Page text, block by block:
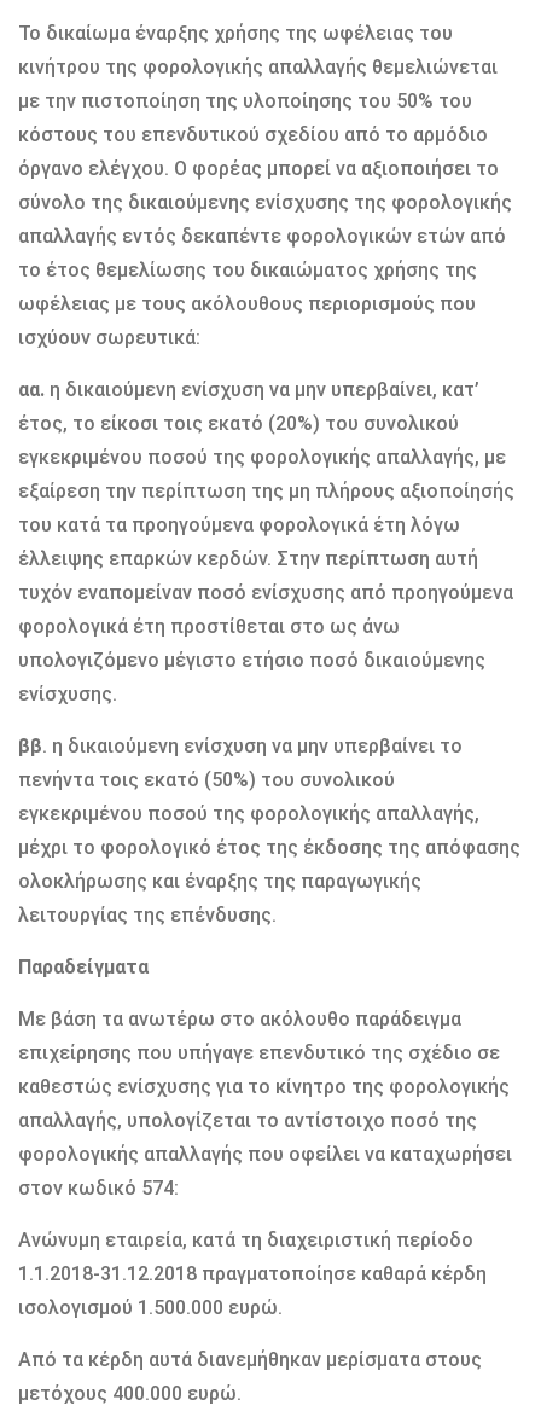
Το δικαίωμα έναρξης χρήσης της ωφέλειας του
κινήτρου της φορολογικής απαλλαγής θεμελιώνεται
με την πιστοποίηση της υλοποίησης του 50% του
κόστους του επενδυτικού σχεδίου από το αρμόδιο
όργανο ελέγχου. Ο φορέας μπορεί να αξιοποιήσει το
σύνολο της δικαιούμενης ενίσχυσης της φορολογικής
απαλλαγής εντός δεκαπέντε φορολογικών ετών από
το έτος θεμελίωσης του δικαιώματος χρήσης της
ωφέλειας με τους ακόλουθους περιορισμούς που
ισχύουν σωρευτικά:
αα. η δικαιούμενη ενίσχυση να μην υπερβαίνει, κατ’
έτος, το είκοσι τοις εκατό (20%) του συνολικού
εγκεκριμένου ποσού της φορολογικής απαλλαγής, με
εξαίρεση την περίπτωση της μη πλήρους αξιοποίησής
του κατά τα προηγούμενα φορολογικά έτη λόγω
έλλειψης επαρκών κερδών. Στην περίπτωση αυτή
τυχόν εναπομείναν ποσό ενίσχυσης από προηγούμενα
φορολογικά έτη προστίθεται στο ως άνω
υπολογιζόμενο μέγιστο ετήσιο ποσό δικαιούμενης
ενίσχυσης.
ββ. η δικαιούμενη ενίσχυση να μην υπερβαίνει το
πενήντα τοις εκατό (50%) του συνολικού
εγκεκριμένου ποσού της φορολογικής απαλλαγής,
μέχρι το φορολογικό έτος της έκδοσης της απόφασης
ολοκλήρωσης και έναρξης της παραγωγικής
λειτουργίας της επένδυσης.
Παραδείγματα
Με βάση τα ανωτέρω στο ακόλουθο παράδειγμα
επιχείρησης που υπήγαγε επενδυτικό της σχέδιο σε
καθεστώς ενίσχυσης για το κίνητρο της φορολογικής
απαλλαγής, υπολογίζεται το αντίστοιχο ποσό της
φορολογικής απαλλαγής που οφείλει να καταχωρήσει
στον κωδικό 574:
Ανώνυμη εταιρεία, κατά τη διαχειριστική περίοδο
1.1.2018-31.12.2018 πραγματοποίησε καθαρά κέρδη
ισολογισμού 1.500.000 ευρώ.
Από τα κέρδη αυτά διανεμήθηκαν μερίσματα στους
μετόχους 400.000 ευρώ.